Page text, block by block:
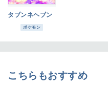
タブンネヘブン
ポケモン
こちらもおすすめ